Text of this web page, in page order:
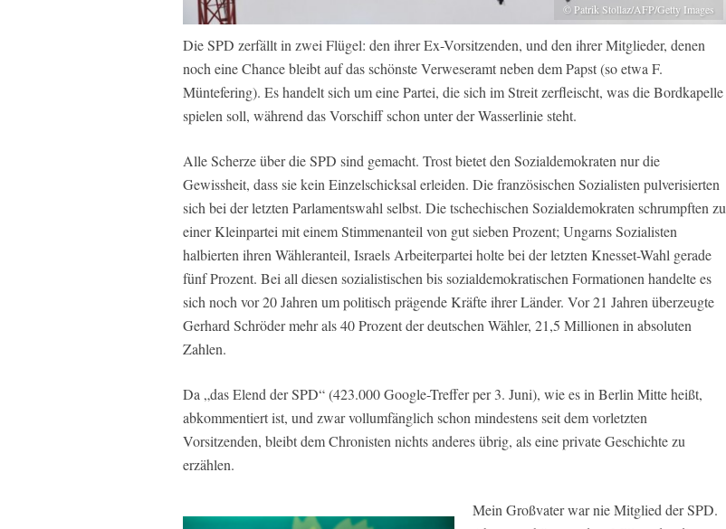
© Patrik Stollaz/AFP/Getty Images
Die SPD zerfällt in zwei Flügel: den ihrer Ex-Vorsitzenden, und den ihrer Mitglieder, denen
noch eine Chance bleibt auf das schönste Verweseramt neben dem Papst (so etwa F.
Müntefering). Es handelt sich um eine Partei, die sich im Streit zerfleischt, was die Bordkapelle
spielen soll, während das Vorschiff schon unter der Wasserlinie steht.
Alle Scherze über die SPD sind gemacht. Trost bietet den Sozialdemokraten nur die
Gewissheit, dass sie kein Einzelschicksal erleiden. Die französischen Sozialisten pulverisierten
sich bei der letzten Parlamentswahl selbst. Die tschechischen Sozialdemokraten schrumpften zu
einer Kleinpartei mit einem Stimmenanteil von gut sieben Prozent; Ungarns Sozialisten
halbierten ihren Wähleranteil, Israels Arbeiterpartei holte bei der letzten Knesset-Wahl gerade
fünf Prozent. Bei all diesen sozialistischen bis sozialdemokratischen Formationen handelte es
sich noch vor 20 Jahren um politisch prägende Kräfte ihrer Länder. Vor 21 Jahren überzeugte
Gerhard Schröder mehr als 40 Prozent der deutschen Wähler, 21,5 Millionen in absoluten
Zahlen.
Da „das Elend der SPD“ (423.000 Google-Treffer per 3. Juni), wie es in Berlin Mitte heißt,
abkommentiert ist, und zwar vollumfänglich schon mindestens seit dem vorletzten
Vorsitzenden, bleibt dem Chronisten nichts anderes übrig, als eine private Geschichte zu
erzählen.
Mein Großvater war nie Mitglied der SPD.